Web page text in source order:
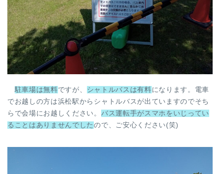
駐車場は無料ですが、 シャトルバスは有料になります。電車
でお越しの方は浜松駅からシャトルバスが出ていますのでそち
らで会場にお越しください。 バス運転手がスマホをいじってい
ることはありませんでしたので、ご安心ください(笑)